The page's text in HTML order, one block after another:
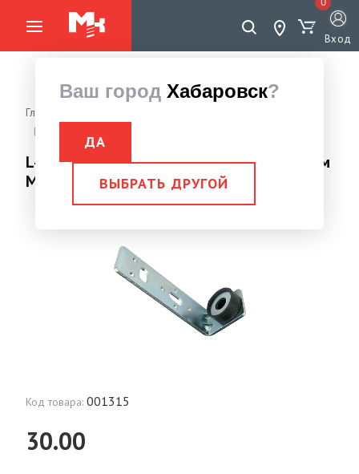
Ваш город Хабаровск?
ДА
ВЫБРАТЬ ДРУГОЙ
Вход
Главная страница
L-образный кронштейн с виброгасителем М8
L-образный кронштейн с виброгасителем
М8
Код товара: 001315
30.00